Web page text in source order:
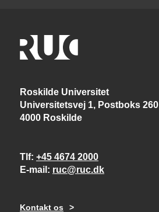
Roskilde Universitet
Universitetsvej 1, Postboks 260
4000 Roskilde
Tlf +45 4674 2000
E-mail
ruc@ruc.dk
Kontakt os